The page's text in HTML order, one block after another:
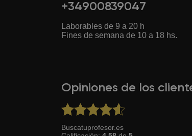
+34900839047
Laborables de 9 a 20 h
Fines de semana de 10 a 18 hs.
Opiniones de los
Buscatuprofesor.es